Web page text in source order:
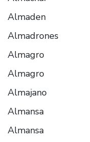
Almaden
Almadrones
Almagro
Almagro
Almajano
Almansa
Almansa